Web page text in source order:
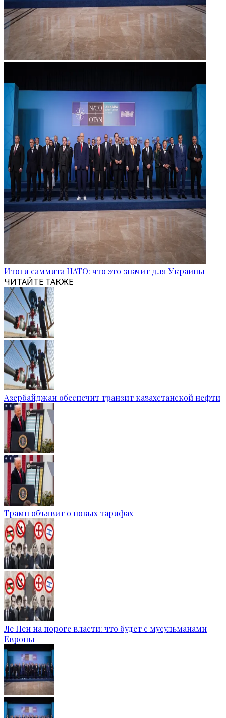
Итоги саммита НАТО: что это значит для Украины
ЧИТАЙТЕ ТАКЖЕ
Азербайджан обеспечит транзит казахстанской нефти
Трамп объявит о новых тарифах
Ле Пен на пороге власти: что будет с мусульманами
Европы